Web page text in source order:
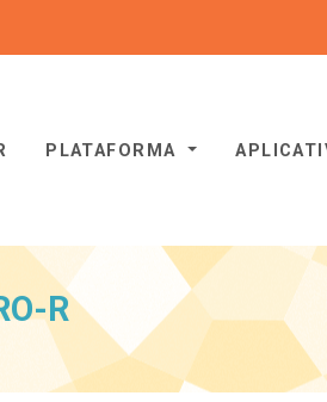
PLATAFORMA
R